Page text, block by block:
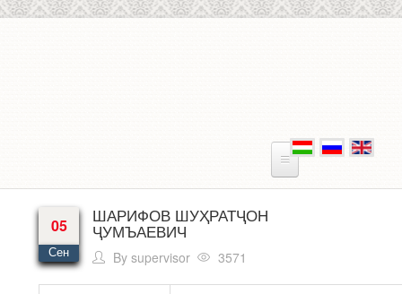
05
Сен
ШАРИФОВ ШУҲРАТҶОН
ҶУМЪАЕВИЧ
Bysupervisor 3571